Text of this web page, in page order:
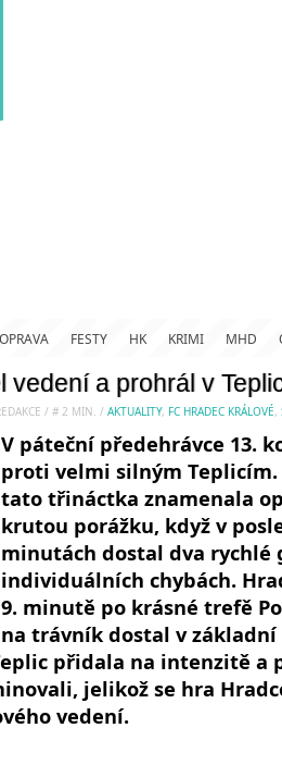
FESTY HK KRIMI MHD
vedení a prohrál v
/ # 2 MIN. / AKTUALITY, FC HRADEC KRÁLOVÉ,
V páteční předehrávce 13.
proti velmi silným Teplicím.
tato třináctka znamenala
krutou porážku, když v
minutách dostal dva rychlé
individuálních chybách.
9. minutě po krásné trefě
na trávník dostal v základní
přidala na intenzitě a
jelikož se hra
vedení.